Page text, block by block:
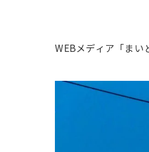
WEBメディア「まい